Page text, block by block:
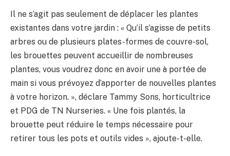
Il ne s’agit pas seulement de déplacer les plantes
existantes dans votre jardin : « Qu’il s’agisse de petits
arbres ou de plusieurs plates-formes de couvre-sol,
les brouettes peuvent accueillir de nombreuses
plantes, vous voudrez donc en avoir une à portée de
main si vous prévoyez d’apporter de nouvelles plantes
à votre horizon. », déclare Tammy Sons, horticultrice
et PDG de TN Nurseries. « Une fois plantés, la
brouette peut réduire le temps nécessaire pour
retirer tous les pots et outils vides », ajoute-t-elle.